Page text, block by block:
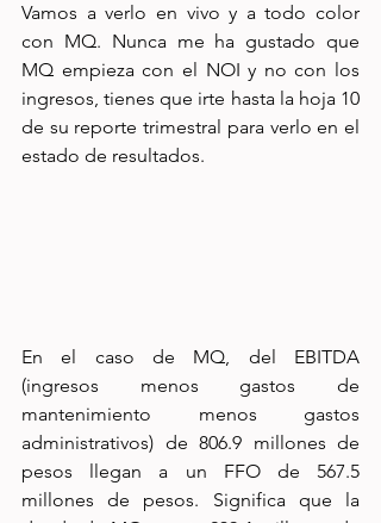
Vamos a verlo en vivo y a todo color
con MQ. Nunca me ha gustado que
MQ empieza con el NOI y no con los
ingresos, tienes que irte hasta la hoja 10
de su reporte trimestral para verlo en el
estado de resultados.
En el caso de MQ, del EBITDA
(ingresos menos gastos de
mantenimiento menos gastos
administrativos) de 806.9 millones de
pesos llegan a un FFO de 567.5
millones de pesos. Significa que la